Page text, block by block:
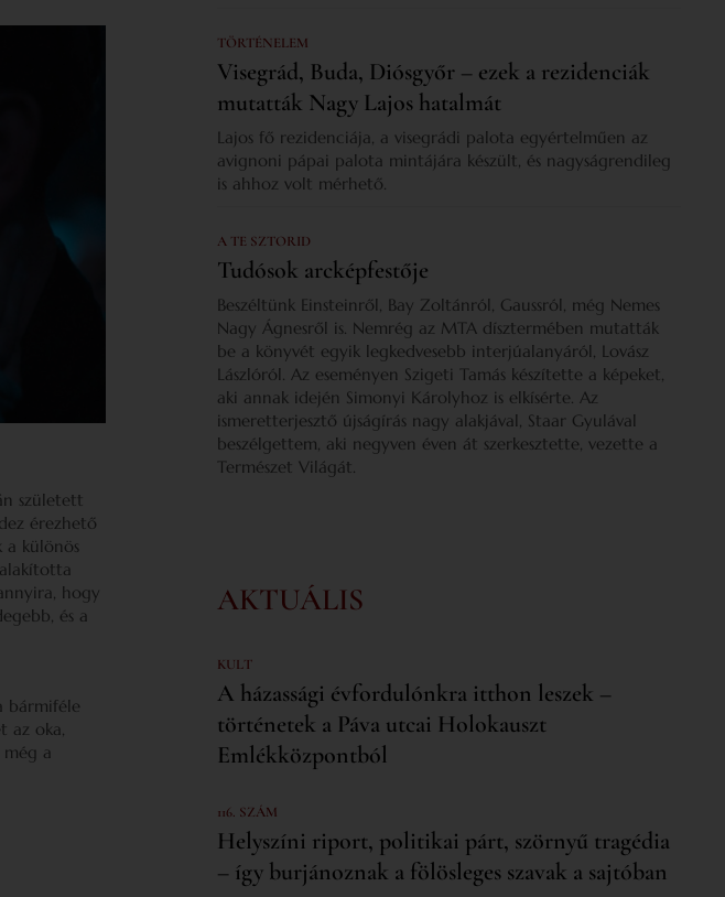
született
érezhető
a különös
hogy
és a
bármiféle
az oka,
a
TÖRTÉNELEM
Visegrád, Buda, Diósgyőr – ezek a rezidenciák
mutatták Nagy Lajos hatalmát
Lajos fő rezidenciája, a visegrádi palota egyértelműen az
avignoni pápai palota mintájára készült, és nagyságrendileg
is ahhoz volt mérhető.
A TE SZTORID
Tudósok arcképfestője
Beszéltünk Einsteinről, Bay Zoltánról, Gaussról, még Nemes
Nagy Ágnesről is. Nemrég az MTA dísztermében mutatták
be a könyvét egyik legkedvesebb interjúalanyáról, Lovász
Lászlóról. Az eseményen Szigeti Tamás készítette a képeket,
aki annak idején Simonyi Károlyhoz is elkísérte. Az
ismeretterjesztő újságírás nagy alakjával, Staar Gyulával
beszélgettem, aki negyven éven át szerkesztette, vezette a
Természet Világát.
AKTUÁLIS
KULT
A házassági évfordulónkra itthon leszek –
történetek a Páva utcai Holokauszt
Emlékközpontból
116. SZÁM
Helyszíni riport, politikai párt, szörnyű tragédia
– így burjánoznak a fölösleges szavak a sajtóban